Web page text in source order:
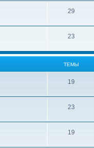
29
23
ТЕМЫ
19
23
19